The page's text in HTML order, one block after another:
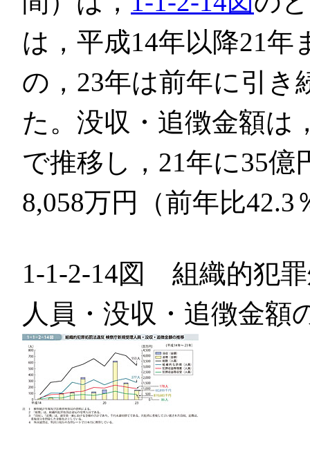
は，平成14年以降21
の，23年は前年に引き
た。没収・追徴金額は
で推移し，21年に35億
8,058万円（前年比
1-1-2-14図 組織的犯
人員・没収・追徴金額